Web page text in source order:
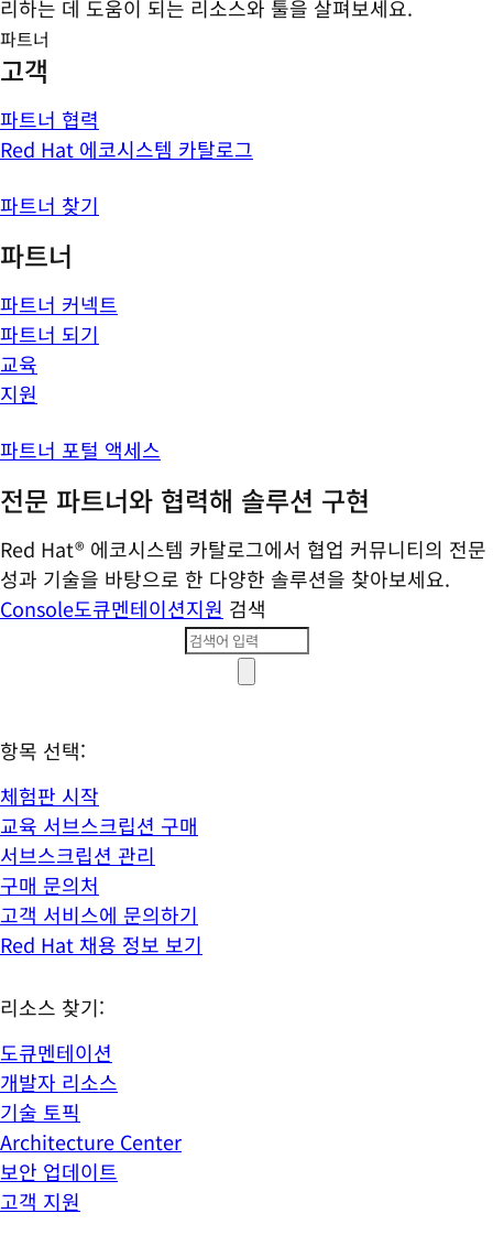
리하는 데 도움이 되는 리소스와 툴을 살펴보세요.
파트너
고객
파트너 협력
Red Hat 에코시스템 카탈로그
파트너 찾기
파트너
파트너 커넥트
파트너 되기
교육
지원
파트너 포털 액세스
전문 파트너와 협력해 솔루션 구현
Red Hat® 에코시스템 카탈로그에서 협업 커뮤니티의 전문
성과 기술을 바탕으로 한 다양한 솔루션을 찾아보세요.
Console도큐멘테이션지원 검색
항목 선택:
체험판 시작
교육 서브스크립션 구매
서브스크립션 관리
구매 문의처
고객 서비스에 문의하기
Red Hat 채용 정보 보기
리소스 찾기:
도큐멘테이션
개발자 리소스
기술 토픽
Architecture Center
보안 업데이트
고객 지원